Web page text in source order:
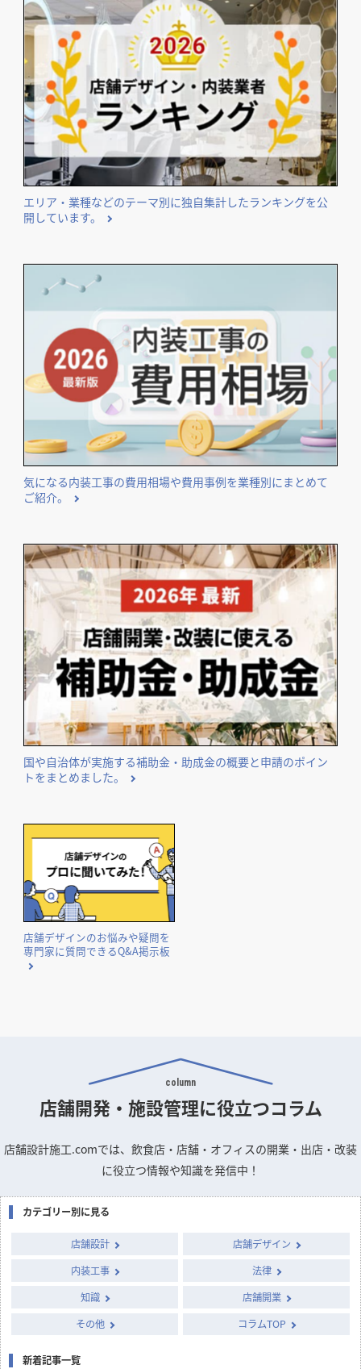
エリア・業種などのテーマ別に独自集計したランキングを公
開しています。
気になる内装工事の費用相場や費用事例を業種別にまとめて
ご紹介。
国や自治体が実施する補助金・助成金の概要と申請のポイン
トをまとめました。
店舗デザインのお悩みや疑問を
専門家に質問できるQ&A掲示板
column
店舗開発・施設管理に役立つコラム
店舗設計施工.comでは、飲食店・店舗・オフィスの開業・出店・改装
に役立つ情報や知識を発信中！
カテゴリー別に見る
店舗設計
店舗デザイン
内装工事
法律
知識
店舗開業
その他
コラムTOP
新着記事一覧